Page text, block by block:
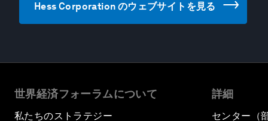
Hess Corporation のウェブサイトを見る
世界経済フォーラムについて
私たちのストラテジー
詳細
センター（